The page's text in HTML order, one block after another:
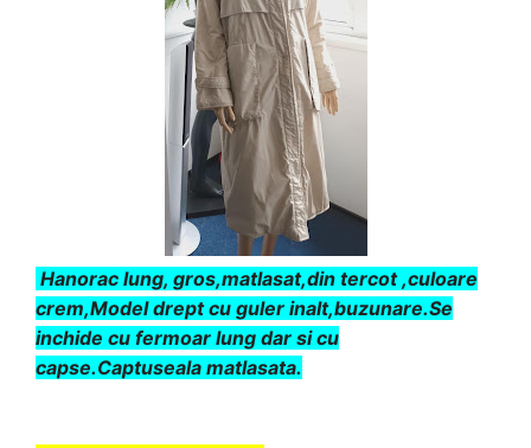
Hanorac lung, gros,matlasat,din tercot ,culoare
crem,Model drept cu guler inalt,buzunare.Se
inchide cu fermoar lung dar si cu
capse.Captuseala matlasata.